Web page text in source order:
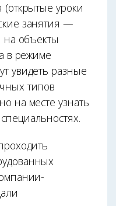
(открытые уроки
занятия —
на объекты
в режиме
увидеть разные
типов
на месте узнать